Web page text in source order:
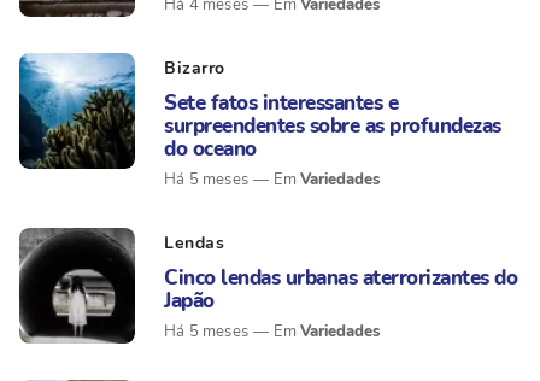
Há 4 meses Variedades
Bizarro
Sete fatos interessantes e
surpreendentes sobre as profundezas
do oceano
Há 5 meses Variedades
Lendas
Cinco lendas urbanas aterrorizantes do
Japão
Há 5 meses Variedades